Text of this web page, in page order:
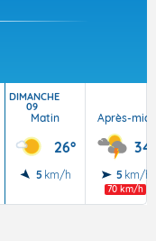
DIMANCHE
09
Matin
26°
5 km/h
Après-midi
34°
5 km/h
70 km/h